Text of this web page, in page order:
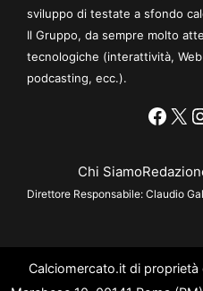
sviluppo di testate a sfondo
Il Gruppo, da sempre molto
tecnologiche (interattività,
podcasting, ecc.).
X
Chi Siamo
Direttore Responsabile: Claudio
Calciomercato.it di proprietà